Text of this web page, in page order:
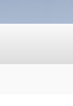
实验箱、自动补水